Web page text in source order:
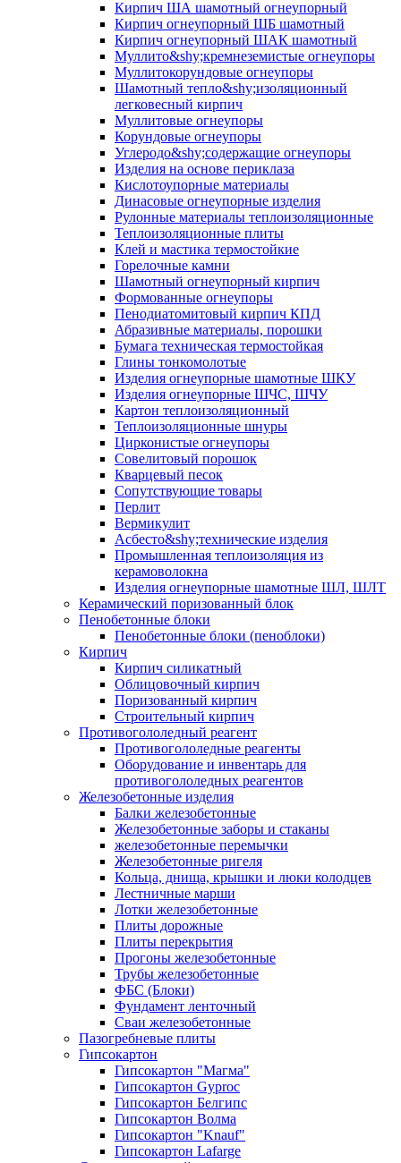
Кирпич ША шамотный огнеупорный
Кирпич огнеупорный ШБ шамотный
Кирпич огнеупорный ШАК шамотный
Муллито&shy;­кремнеземистые огнеупоры
Муллито­корундовые огнеупоры
Шамотный тепло&shy;изоляционный
легковесный кирпич
Муллитовые огнеупоры
Корундовые огнеупоры
Углеродо&shy;содержащие огнеупоры
Изделия на основе периклаза
Кислотоупорные материалы
Динасовые огнеупорные изделия
Рулонные материалы теплоизоляционные
Тепло­изоляционные плиты
Клей и мастика термостойкие
Горелочные камни
Шамотный огнеупорный кирпич
Формованные огнеупоры
Пенодиатомитовый кирпич КПД
Абразивные материалы, порошки
Бумага техническая термостойкая
Глины тонкомолотые
Изделия огнеупорные шамотные ШКУ
Изделия огнеупорные ШЧС, ШЧУ
Картон теплоизоляционный
Теплоизоляционные шнуры
Цирконистые огнеупоры
Совелитовый порошок
Кварцевый песок
Сопутствующие товары
Перлит
Вермикулит
Асбесто&shy;технические изделия
Промышленная теплоизоляция из
керамоволокна
Изделия огнеупорные шамотные ШЛ, ШЛТ
Керамический поризованный блок
Пенобетонные блоки
Пенобетонные блоки (пеноблоки)
Кирпич
Кирпич силикатный
Облицовочный кирпич
Поризованный кирпич
Строительный кирпич
Противогололедный реагент
Противогололедные реагенты
Оборудование и инвентарь для
противогололедных реагентов
Железобетонные изделия
Балки железобетонные
Железобетонные заборы и стаканы
железобетонные перемычки
Железобетонные ригеля
Кольца, днища, крышки и люки колодцев
Лестничные марши
Лотки железобетонные
Плиты дорожные
Плиты перекрытия
Прогоны железобетонные
Трубы железобетонные
ФБС (Блоки)
Фундамент ленточный
Сваи железобетонные
Пазогребневые плиты
Гипсокартон
Гипсокартон "Магма"
Гипсокартон Gyproc
Гипсокартон Белгипс
Гипсокартон Волма
Гипсокартон "Knauf"
Гипсокартон Lafarge